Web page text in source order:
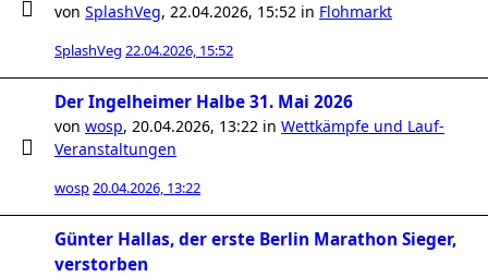
von SplashVeg, 22.04.2026, 15:52 in Flohmarkt
SplashVeg 22.04.2026, 15:52
Der Ingelheimer Halbe 31. Mai 2026
von wosp, 20.04.2026, 13:22 in Wettkämpfe und Lauf-
Veranstaltungen
wosp20.04.2026, 13:22
Günter Hallas, der erste Berlin Marathon Sieger,
verstorben